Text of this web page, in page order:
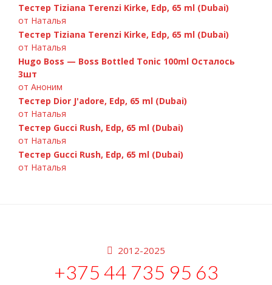
Тестер Tiziana Terenzi Kirke, Edp, 65 ml (Dubai)
от Наталья
Тестер Tiziana Terenzi Kirke, Edp, 65 ml (Dubai)
от Наталья
Hugo Boss — Boss Bottled Tonic 100ml Осталось
3шт
от Аноним
Тестер Dior J'adore, Edp, 65 ml (Dubai)
от Наталья
Тестер Gucci Rush, Edp, 65 ml (Dubai)
от Наталья
Тестер Gucci Rush, Edp, 65 ml (Dubai)
от Наталья
2012-2025
+375 44 735 95 63